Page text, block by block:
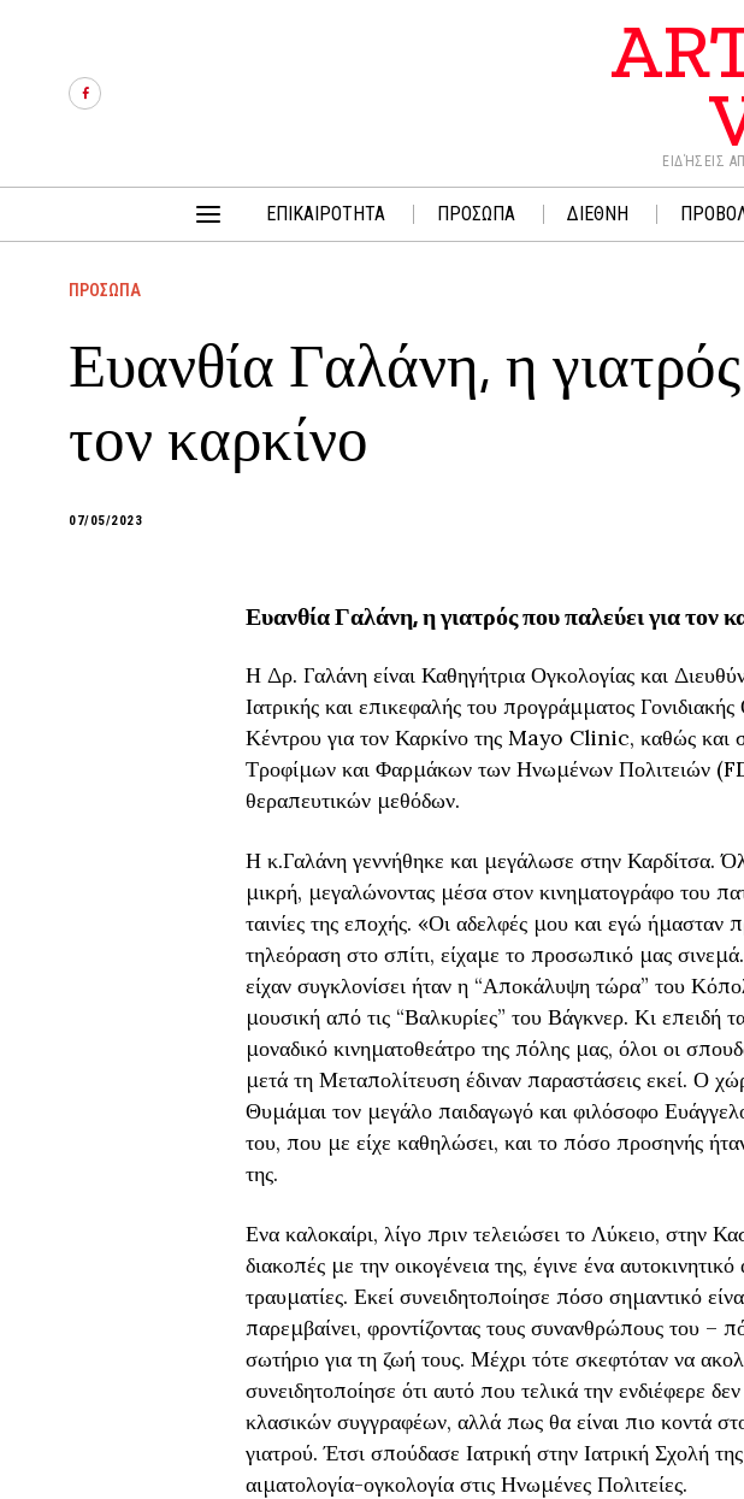
ΕΙΔΉΣΕΙΣ
ΕΠΙΚΑΙΡΟΤΗΤΑ ΠΡΟΣΩΠΑ ΔΙΕΘΝΗ
ΠΡΟΣΩΠΑ
Ευανθία Γαλάνη, η
τον καρκίνο
07/05/2023
Ευανθία Γαλάνη, η γιατρός που παλεύει για τον
Η Δρ. Γαλάνη είναι Καθηγήτρια Ογκολογίας και
Ιατρικής και επικεφαλής του προγράμματος
Κέντρου για τον Καρκίνο της Mayo Clinic, καθώς και
Τροφίμων και Φαρμάκων των Ηνωμένων Πολιτειών
θεραπευτικών μεθόδων.
Η κ.Γαλάνη γεννήθηκε και μεγάλωσε στην Καρδίτσα.
μικρή, μεγαλώνοντας μέσα στον κινηματογράφο του
ταινίες της εποχής. «Οι αδελφές μου και εγώ ήμασταν
τηλεόραση στο σπίτι, είχαμε το προσωπικό μας
είχαν συγκλονίσει ήταν η “Αποκάλυψη τώρα” του
μουσική από τις “Βαλκυρίες” του Βάγκνερ. Κι επειδή
μοναδικό κινηματοθεάτρο της πόλης μας, όλοι οι
μετά τη Μεταπολίτευση έδιναν παραστάσεις εκεί. Ο
Θυμάμαι τον μεγάλο παιδαγωγό και φιλόσοφο
του, που με είχε καθηλώσει, και το πόσο προσηνής
της.
Ενα καλοκαίρι, λίγο πριν τελειώσει το Λύκειο, στην
διακοπές με την οικογένεια της, έγινε ένα
τραυματίες. Εκεί συνειδητοποίησε πόσο σημαντικό
παρεμβαίνει, φροντίζοντας τους συνανθρώπους του –
σωτήριο για τη ζωή τους. Μέχρι τότε σκεφτόταν να
συνειδητοποίησε ότι αυτό που τελικά την ενδιέφερε
κλασικών συγγραφέων, αλλά πως θα είναι πιο κοντά
γιατρού. Έτσι σπούδασε Ιατρική στην Ιατρική Σχολή
αιματολογία-ογκολογία στις Ηνωμένες Πολιτείες.